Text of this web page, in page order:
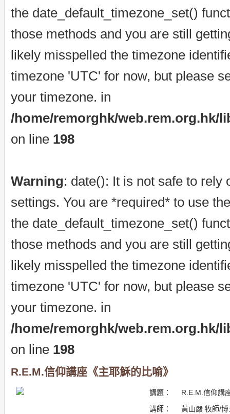
the date_default_timezone_set()
those methods and you are still
likely misspelled the timezone
timezone 'UTC' for now, but please
your timezone. in
/home/remorghk/web.rem.org.hk/
on line 198
Warning: date(): It is not safe to rely
settings. You are *required* to use
the date_default_timezone_set()
those methods and you are still
likely misspelled the timezone
timezone 'UTC' for now, but please
your timezone. in
/home/remorghk/web.rem.org.hk/
on line 198
R.E.M.信仰講座《主耶穌的比喻》
講題：
R.E.M.信仰講
講師：
黃山嚴 牧師/博